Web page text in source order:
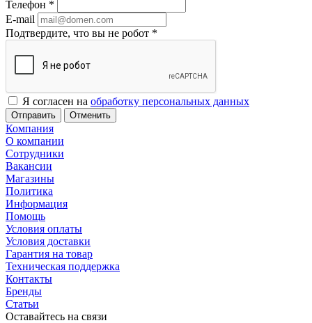
Телефон *
E-mail
Подтвердите, что вы не робот *
Я согласен на обработку персональных данных
Отменить
Компания
О компании
Сотрудники
Вакансии
Магазины
Политика
Информация
Помощь
Условия оплаты
Условия доставки
Гарантия на товар
Техническая поддержка
Контакты
Бренды
Статьи
Оставайтесь на связи